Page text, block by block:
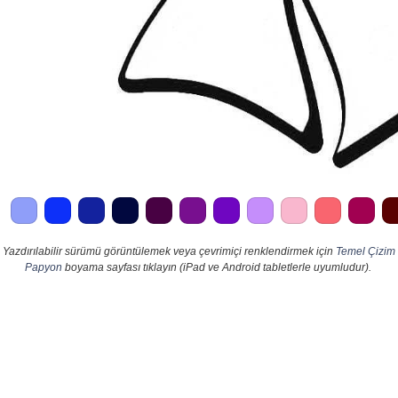
Yazdırılabilir sürümü görüntülemek veya çevrimiçi renklendirmek için Temel Çizim
Papyon boyama sayfası tıklayın (iPad ve Android tabletlerle uyumludur).